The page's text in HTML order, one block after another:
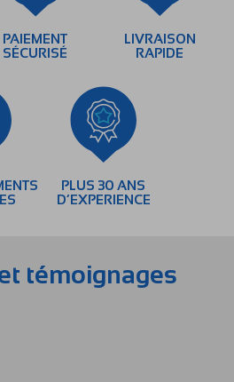
PAIEMENT
SÉCURISÉ
LIVRAISON
RAPIDE
PLUS 30 ANS
D’EXPERIENCE
témoignages